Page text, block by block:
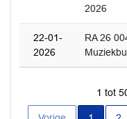
2026
22-01-
2026
RA 26
1 tot